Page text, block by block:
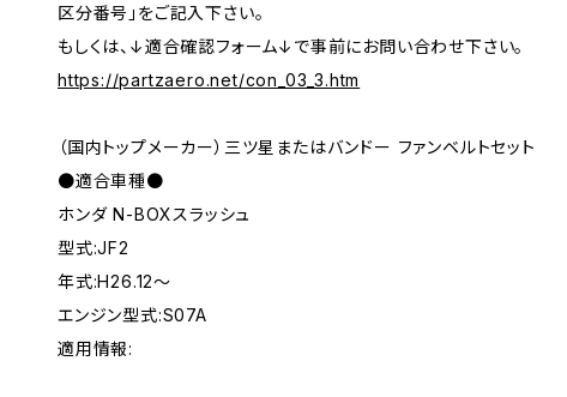
区分番号」をご記入下さい。
もしくは、↓適合確認フォーム↓で事前にお問い合わせ下さい。
https://partzaero.net/con_03_3.htm
（国内トップメーカー）三ツ星またはバンドー ファンベルトセット
●適合車種●
ホンダ N-BOXスラッシュ
型式:JF2
年式:H26.12～
エンジン型式:S07A
適用情報: